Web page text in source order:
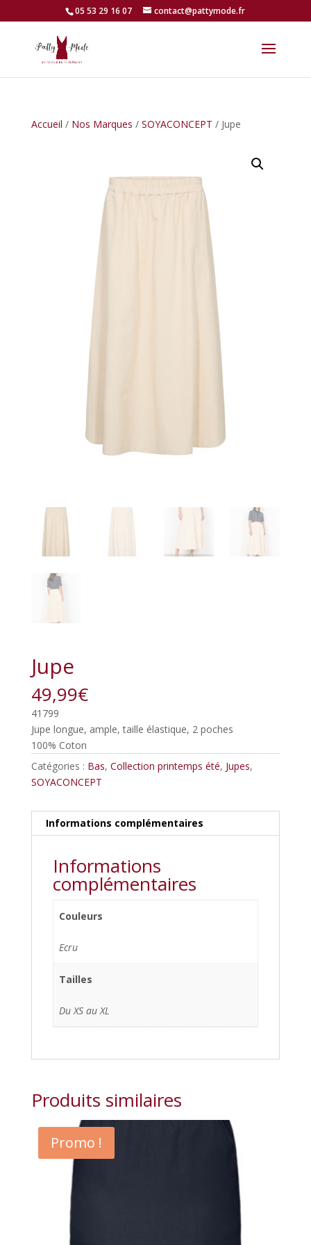
05 53 29 16 07 contact@pattymode.fr
Accueil / Nos Marques / SOYACONCEPT / Jupe
Jupe
49,99€
41799
Jupe longue, ample, taille élastique, 2 poches
100% Coton
Catégories : Bas, Collection printemps été, Jupes,
SOYACONCEPT
Informations complémentaires
Informations
complémentaires
Couleurs
Ecru
Tailles
Du XS au XL
Produits similaires
Promo !